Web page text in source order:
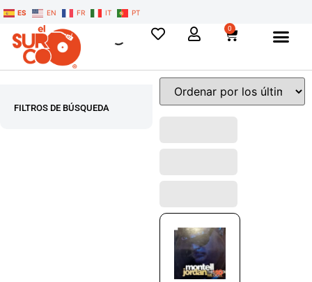
ES EN FR IT PT
0
FILTROS DE BÚSQUEDA